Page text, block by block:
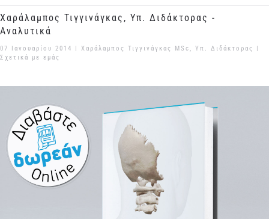
Χαράλαμπος Τιγγινάγκας, Υπ. Διδάκτορας -
Αναλυτικά
07 Ιανουαρίου 2014
| Χαράλαμπος Τιγγινάγκας MSc, Υπ. Διδάκτορας |
Σχετικά με εμάς